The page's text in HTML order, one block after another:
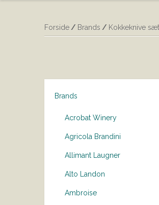
Forside / Brands / Kokkeknive sæt
Brands
Acrobat Winery
Agricola Brandini
Allimant Laugner
Alto Landon
Ambroise